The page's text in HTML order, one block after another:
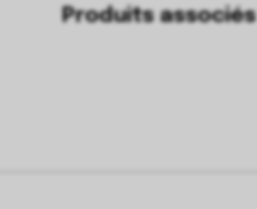
Produits associés